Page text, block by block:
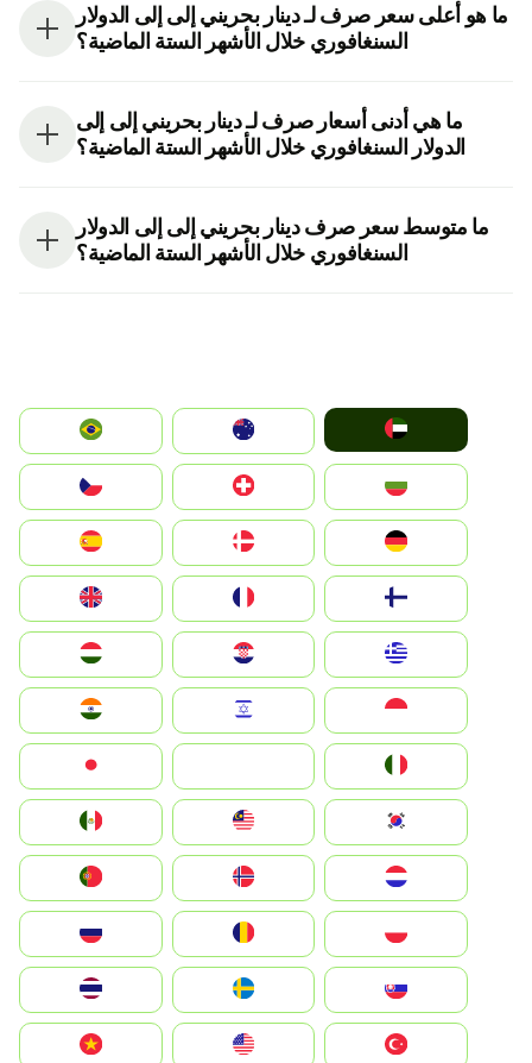
ما هو أعلى سعر صرف لـ دينار بحريني إلى إلى الدولار
السنغافوري خلال الأشهر الستة الماضية؟
ما هي أدنى أسعار صرف لـ دينار بحريني إلى إلى
الدولار السنغافوري خلال الأشهر الستة الماضية؟
ما متوسط سعر صرف دينار بحريني إلى إلى الدولار
السنغافوري خلال الأشهر الستة الماضية؟
الإمارات العربية المتحدة
Switzerland
Deutschland
United Kingdom
Magyarország
Indonesia
South Korea
Nederland
Slovensko
United States